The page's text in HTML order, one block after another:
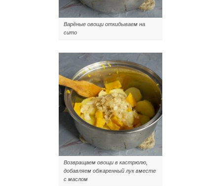
Варёные овощи откидываем на
сито
Возвращаем овощи в кастрюлю,
добавляем обжаренный лук вместе
с маслом